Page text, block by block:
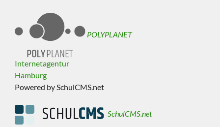
POLYPLANET
Internetagentur
Hamburg
Powered by SchulCMS.net
SchulCMS.net